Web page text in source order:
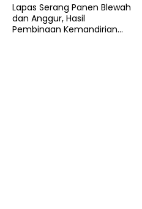
Lapas Serang Panen Blewah
dan Anggur, Hasil
Pembinaan Kemandirian